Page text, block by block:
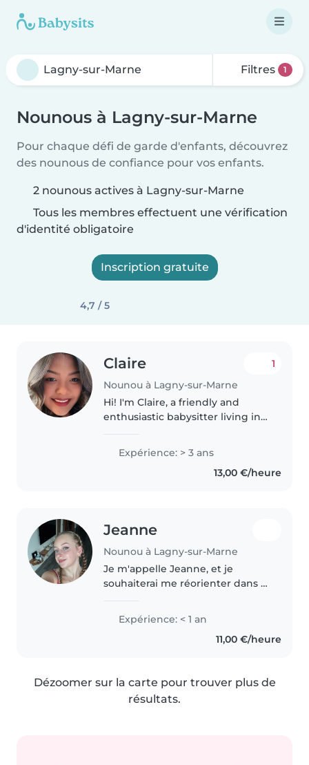
Filtres 1
Nounous à Lagny-sur-Marne
Pour chaque défi de garde d'enfants, découvrez
des nounous de confiance pour vos enfants.
2 nounous actives à Lagny-sur-Marne
Tous les membres effectuent une vérification
d'identité obligatoire
Inscription gratuite
4,7 / 5
Claire
Nounou à Lagny-sur-Marne
1
Hi! I'm Claire, a friendly and
enthusiastic babysitter living in
the Paris area. I'm currently
looking for babysitting
opportunities close to home,
Expérience: > 3 ans
13,00 €/heure
Jeanne
Nounou à Lagny-sur-Marne
Je m'appelle Jeanne, et je
souhaiterai me réorienter dans la
domaine, j'ai pu néanmoins
acquérir de la patience, dû à
Expérience: < 1 an
11,00 €/heure
Dézoomer sur la carte pour trouver plus de
résultats.